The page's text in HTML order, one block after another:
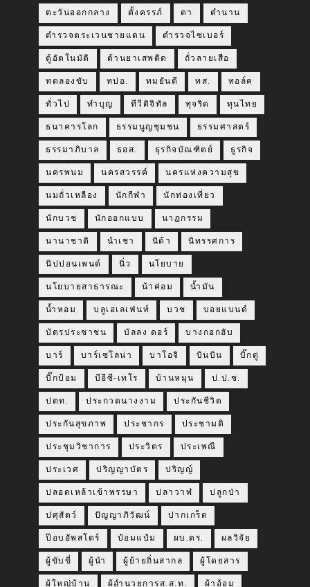
ตะวันออกกลาง ตั้งครรภ์ ตา ตำนาน
ตำรวจตระเวนชายแดน ตำรวจไซเบอร์
ตู้อัตโนมัติ ต้านยาเสพติด ถั่วลายเสือ
ทดลองขับ ทปอ. ทมยันตี ทส. ทอล์ค
ทั่วไป ทำบุญ ทีวีดิจิทัล ทุจริต ทุนไทย
ธนาคารโลก ธรรมนูญชุมชน ธรรมศาสตร์
ธรรมาภิบาล ธอส. ธุรกิจบัณฑิตย์ ธูรกิจ
นครพนม นครสวรรค์ นครแห่งความสุข
นมถั่วเหลือง นักกีฬา นักท่องเที่ยว
นักบวช นักออกแบบ นาฏกรรม
นานาชาติ นำเชา นิด้า นิทรรศการ
นิปปอนเพนต์ นิ่ว นโยบาย
นโยบายสาธารณะ น้าค่อม น้ำมัน
น้ำหอม บลูเอเลเฟ่นท์ บวช บอยแบนด์
บัตรประชาชน บัลลง ดอร์ บางกอกฮับ
บาร์ บาร์เซโลน่า บาโอจิ บินบิน บิ๊กตู่
บิ๊กป้อม บีอีซี-เทโร บ้านหมุน ป.ป.ช.
ปตท. ประกวดนางงาม ประกันชีวิต
ประกันสุขภาพ ประชากร ประชามติ
ประชุมวิชาการ ประวิตร ประเพณี
ประเวศ ปริญญาบัตร ปริญญ์
ปลอดเหล้าเข้าพรรษา ปลาวาฬ ปลูกป่า
ปศุสัตว์ ปัญญาภิวัฒน์ ปากเกร็ด
ป๊อบอัพสโตร์ ป๋อมแป๋ม ผบ.ตร. ผลวิจัย
ผู้ขับขี่ ผู้นำ ผู้ย้ายถิ่นสากล ผู้โดยสาร
ผู้ใหญ่บ้าน ผ้อำนวยการส.ส.ท. ผ้าอ้อม